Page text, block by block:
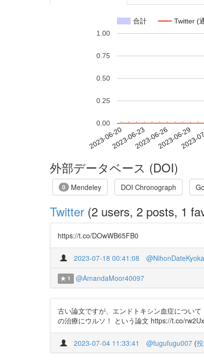
合計 Twitter (
2023-06-202023-06-232023-06-262023-06-29
2023-
0.00
0.25
0.50
0.75
1.00
外部データベース (DOI)
0 Mendeley DOI Chronograph
Twitter (2 users, 2 posts, 1
https://t.co/DOwWB65FB0
2023-07-18 00:41:08
1 @AmandaMoor40097
古い論文ですが、エンドトキシン血症につい
の治療にウルソ！ という論文 https://t.co/
2023-07-04 11:33:41 @fugufugu007 (